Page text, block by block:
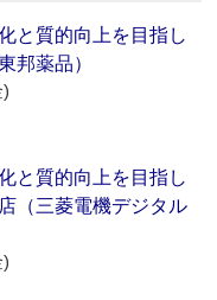
と質的向上を目指し
邦薬品）
と質的向上を目指し
（三菱電機デジタル